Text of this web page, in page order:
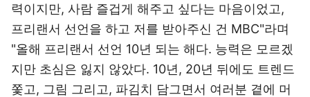
력이지만, 사람 즐겁게 해주고 싶다는 마음이었고,
프리랜서 선언을 하고 저를 받아주신 건 MBC"라며
"올해 프리랜서 선언 10년 되는 해다. 능력은 모르겠
지만 초심은 잃지 않았다. 10년, 20년 뒤에도 트렌드
쫓고, 그림 그리고, 파김치 담그면서 여러분 곁에 머